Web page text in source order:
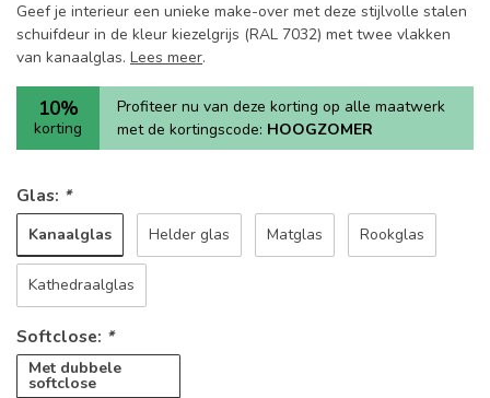
Geef je interieur een unieke make-over met deze stijlvolle stalen
schuifdeur in de kleur kiezelgrijs (RAL 7032) met twee vlakken
van kanaalglas. Lees meer.
10%
korting
Profiteer nu van deze korting op alle maatwerk
met de kortingscode: HOOGZOMER
Glas: *
Kanaalglas Helder glas Matglas Rookglas
Kathedraalglas
Softclose: *
Met dubbele
softclose